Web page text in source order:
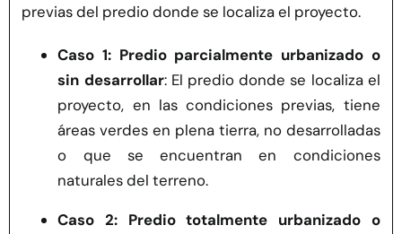
previas del predio donde se localiza el proyecto.
Caso 1: Predio parcialmente urbanizado o
sin desarrollar: El predio donde se localiza el
proyecto, en las condiciones previas, tiene
áreas verdes en plena tierra, no desarrolladas
o
que se encuentran en condiciones
naturales del terreno.
Caso 2: Predio totalmente urbanizado o